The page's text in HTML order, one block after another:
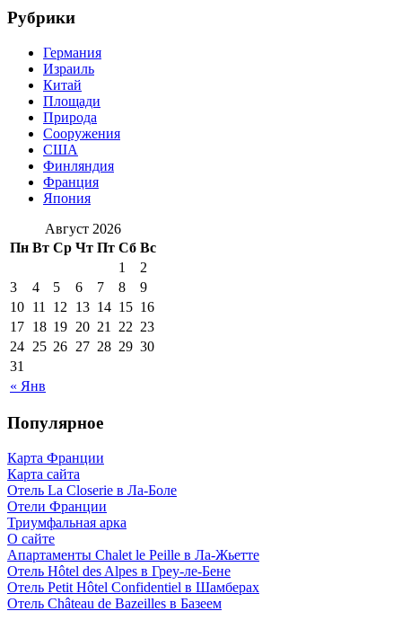
Рубрики
Германия
Израиль
Китай
Площади
Природа
Сооружения
США
Финляндия
Франция
Япония
Август 2026
Пн Вт Ср Чт Пт Сб Вс
« Янв
1
2
3
4 5 6 7 8
9
10 11 12 13 14 15 16
17 18 19 20 21 22 23
24 25 26 27 28 29 30
31
Популярное
Карта Франции
Карта сайта
Отель La Closerie в Ла-Боле
Отели Франции
Триумфальная арка
О сайте
Апартаменты Chalet le Peille в Ла-Жьетте
Отель Hôtel des Alpes в Греу-ле-Бене
Отель Petit Hôtel Confidentiel в Шамберах
Отель Château de Bazeilles в Базеем